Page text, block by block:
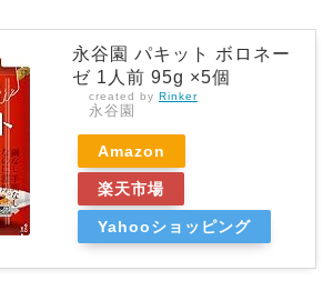
永谷園 パキット ボロネー
ゼ 1人前 95g ×5個
created by Rinker
永谷園
Amazon
楽天市場
Yahooショッピング